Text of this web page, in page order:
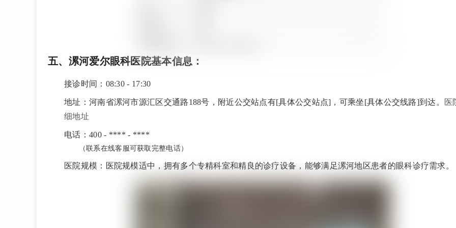
五、漯河爱尔眼科医院基本信息：
接诊时间：08:30 - 17:30
地址：河南省漯河市源汇区交通路188号，附近公交站点有[具体公交站点]，可乘坐[具体公交线路]到达。
医
细地址
电话：400 - **** - ****
（联系在线客服可获取完整电话）
医院规模：医院规模适中，拥有多个专精科室和精良的诊疗设备，能够满足漯河地区患者的眼科诊疗需求。